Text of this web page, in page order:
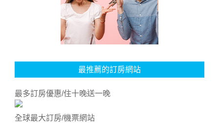
最推薦的訂房網站
最多訂房優惠/住十晚送一晚
全球最大訂房/機票網站